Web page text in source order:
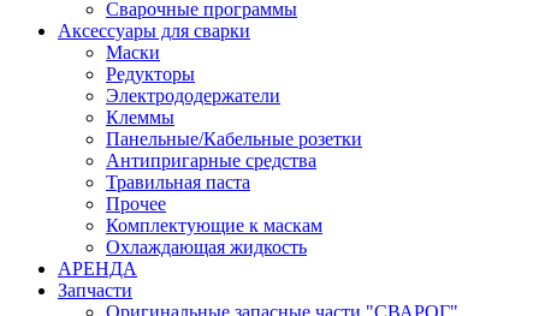
Сварочные программы
Аксессуары для сварки
Маски
Редукторы
Электрододержатели
Клеммы
Панельные/Кабельные розетки
Антипригарные средства
Травильная паста
Прочее
Комплектующие к маскам
Охлаждающая жидкость
АРЕНДА
Запчасти
Оригинальные запасные части "СВАРОГ"